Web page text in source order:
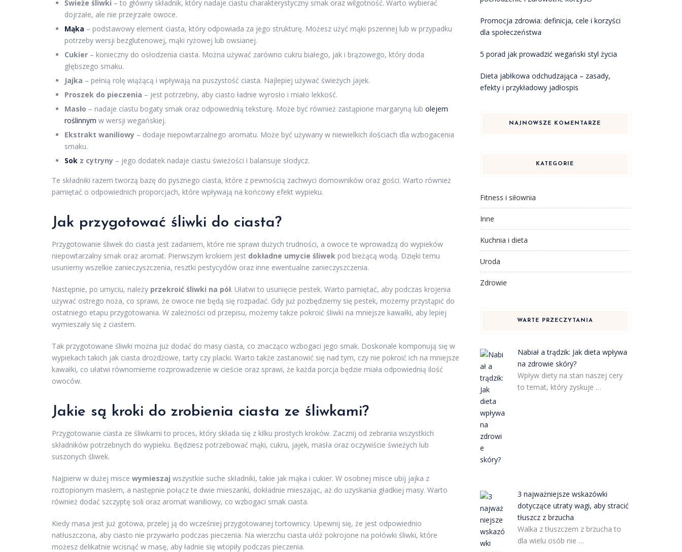
Świeże śliwki – to główny składnik, który nadaje ciastu charakterystyczny smak oraz wilgotność. Warto wybierać
dojrzałe, ale nie przejrzałe owoce.
Mąka – podstawowy element ciasta, który odpowiada za jego strukturę. Możesz użyć mąki pszennej lub w przypadku
potrzeby wersji bezglutenowej, mąki ryżowej lub owsianej.
Cukier – konieczny do osłodzenia ciasta. Można używać zarówno cukru białego, jak i brązowego, który doda
głębszego smaku.
Jajka – pełnią rolę wiążącą i wpływają na puszystość ciasta. Najlepiej używać świeżych jajek.
Proszek do pieczenia – jest potrzebny, aby ciasto ładnie wyrosło i miało lekkość.
Masło – nadaje ciastu bogaty smak oraz odpowiednią teksturę. Może być również zastąpione margaryną lub olejem
roślinnym w wersji wegańskiej.
Ekstrakt waniliowy – dodaje niepowtarzalnego aromatu. Może być używany w niewielkich ilościach dla wzbogacenia
smaku.
Sok z cytryny – jego dodatek nadaje ciastu świeżości i balansuje słodycz.
Te składniki razem tworzą bazę do pysznego ciasta, które z pewnością zachwyci domowników oraz gości. Warto również
pamiętać o odpowiednich proporcjach, które wpływają na końcowy efekt wypieku.
Jak przygotować śliwki do ciasta?
Przygotowanie śliwek do ciasta jest zadaniem, które nie sprawi dużych trudności, a owoce te wprowadzą do wypieków
niepowtarzalny smak oraz aromat. Pierwszym krokiem jest dokładne umycie śliwek pod bieżącą wodą. Dzięki temu
usuniemy wszelkie zanieczyszczenia, resztki pestycydów oraz inne ewentualne zanieczyszczenia.
Następnie, po umyciu, należy przekroić śliwki na pół. Ułatwi to usunięcie pestek. Warto pamiętać, aby podczas krojenia
używać ostrego noża, co sprawi, że owoce nie będą się rozpadać. Gdy już pozbędziemy się pestek, możemy przystąpić do
ostatniego etapu przygotowania. W zależności od przepisu, możemy także pokroić śliwki na mniejsze kawałki, aby lepiej
wymieszały się z ciastem.
Tak przygotowane śliwki można już dodać do masy ciasta, co znacząco wzbogaci jego smak. Doskonale komponują się w
wypiekach takich jak ciasta drożdżowe, tarty czy placki. Warto także zastanowić się nad tym, czy nie pokroić ich na mniejsze
kawałki, co ułatwi równomierne rozprowadzenie w cieście oraz sprawi, że każda porcja będzie miała odpowiednią ilość
owoców.
Jakie są kroki do zrobienia ciasta ze śliwkami?
Przygotowanie ciasta ze śliwkami to proces, który składa się z kilku prostych kroków. Zacznij od zebrania wszystkich
składników potrzebnych do wypieku. Będziesz potrzebować mąki, cukru, jajek, masła oraz oczywiście świeżych lub
suszonych śliwek.
Najpierw w dużej misce wymieszaj wszystkie suche składniki, takie jak mąka i cukier. W osobnej misce ubij jajka z
roztopionym masłem, a następnie połącz te dwie mieszanki, dokładnie mieszając, aż do uzyskania gładkiej masy. Warto
również dodać szczyptę soli oraz aromat waniliowy, co wzbogaci smak ciasta.
Kiedy masa jest już gotowa, przelej ją do wcześniej przygotowanej tortownicy. Upewnij się, że jest odpowiednio
natłuszczona, aby ciasto nie przywarło podczas pieczenia. Na wierzchu ciasta ułóż pokrojone na połówki śliwki, które
możesz delikatnie wcisnąć w masę, aby ładnie się wtopiły podczas pieczenia.
Promocja zdrowia: definicja, cele i korzyści
dla społeczeństwa
5 porad jak prowadzić wegański styl życia
Dieta jabłkowa odchudzająca – zasady,
efekty i przykładowy jadłospis
NAJNOWSZE KOMENTARZE
KATEGORIE
Fitness i siłownia
Inne
Kuchnia i dieta
Uroda
Zdrowie
WARTE PRZECZYTANIA
Nabiał a trądzik: Jak dieta wpływa
na zdrowie skóry?
Wpływ diety na stan naszej cery
to temat, który zyskuje …
3 najważniejsze wskazówki
dotyczące utraty wagi, aby stracić
tłuszcz z brzucha
Walka z tłuszczem z brzucha to
dla wielu osób nie …